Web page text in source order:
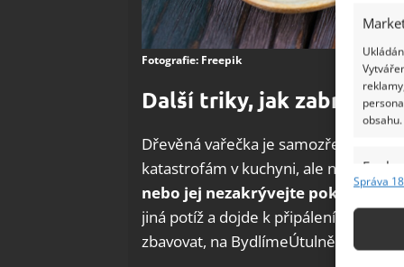
obsahu.
Funkce
Správa
Fotografie: Freepik
Další triky, jak zabránit
Dřevěná vařečka je samozřejmě
katastrofám v kuchyni, ale není
nebo jej nezakrývejte poklicí,
jiná potíž a dojde k připálení dna
zbavovat, na BydlímeÚtulně jsme již